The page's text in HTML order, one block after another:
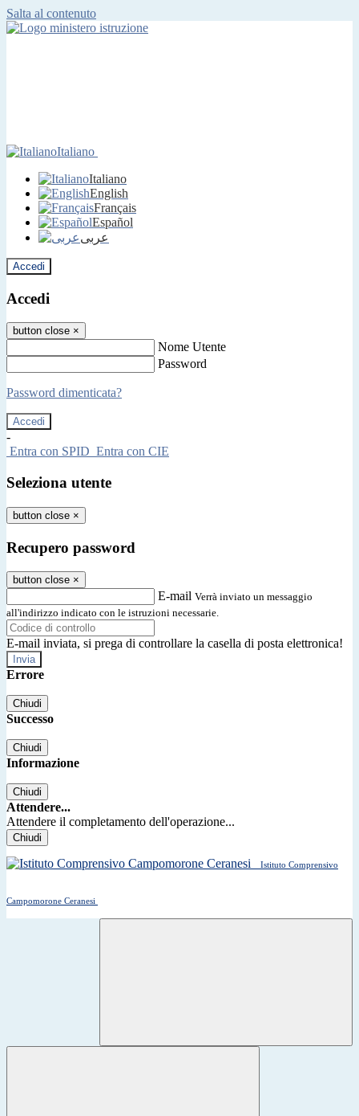
Salta al contenuto
Italiano
Italiano
English
Français
Español
عربى
Accedi
Accedi
button close ×
Nome Utente
Password
Password dimenticata?
-
Entra con SPID Entra con CIE
Seleziona utente
button close ×
Recupero password
button close ×
E-mail Verrà inviato un messaggio
all'indirizzo indicato con le istruzioni necessarie.
E-mail inviata, si prega di controllare la casella di posta elettronica!
Errore
Chiudi
Successo
Chiudi
Informazione
Chiudi
Attendere...
Attendere il completamento dell'operazione...
Chiudi
Istituto Comprensivo
Campomorone Ceranesi